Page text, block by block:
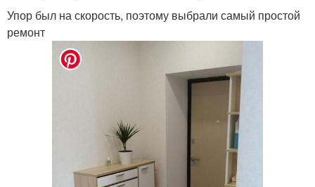
Упор был на скорость, поэтому выбрали самый простой
ремонт